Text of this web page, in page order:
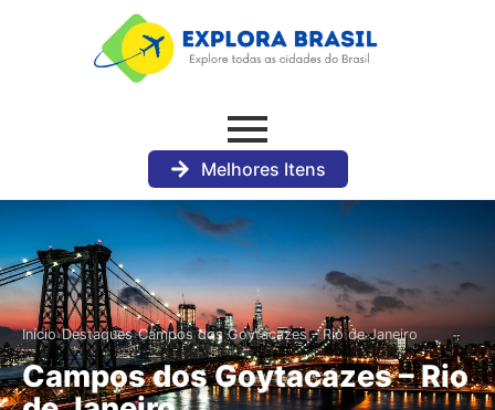
Melhores Itens
Início›Destaques›Campos dos Goytacazes – Rio de Janeiro
Campos dos Goytacazes – Rio